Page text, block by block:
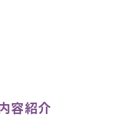
容紹介